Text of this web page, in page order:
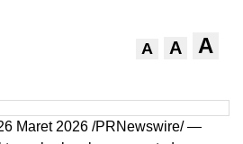
A A A
Maret 2026 /PRNewswire/ —